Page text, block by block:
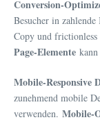
Conversion-
Besucher in
Copy und frictionless
Page-Elemente
Mobile-Responsive
zunehmend mobile
verwenden. Mobile-